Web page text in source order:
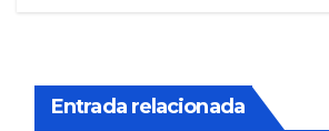
Entrada relacionada